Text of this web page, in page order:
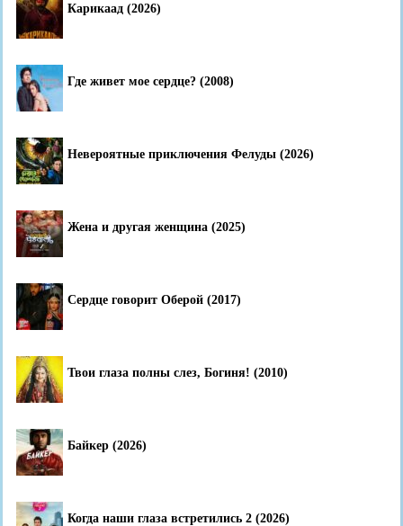
Карикаад (2026)
Где живет мое сердце? (2008)
Невероятные приключения Фелуды (2026)
Жена и другая женщина (2025)
Сердце говорит Оберой (2017)
Твои глаза полны слез, Богиня! (2010)
Байкер (2026)
Когда наши глаза встретились 2 (2026)